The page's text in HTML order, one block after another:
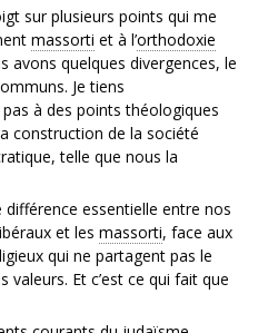
sur plusieurs points qui me
massorti et à l’orthodoxie
avons quelques divergences, le
Je tiens
à des points théologiques
construction de la société
telle que nous la
essentielle entre nos
et les massorti, face aux
qui ne partagent pas le
Et c’est ce qui fait que